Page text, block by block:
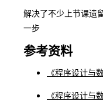
解决了不少上节课遗
一步
参考资料
《程序设计与
《程序设计与